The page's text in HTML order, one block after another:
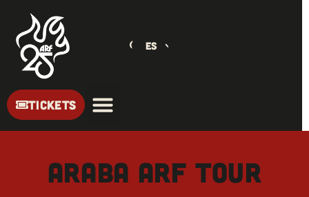
ES
TICKETS
Araba ARF Tour